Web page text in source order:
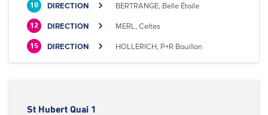
10 DIRECTION BERTRANGE, Belle Étoile
12 DIRECTION MERL, Celtes
15 DIRECTION HOLLERICH, P+R Bouillon
St Hubert Quai 1